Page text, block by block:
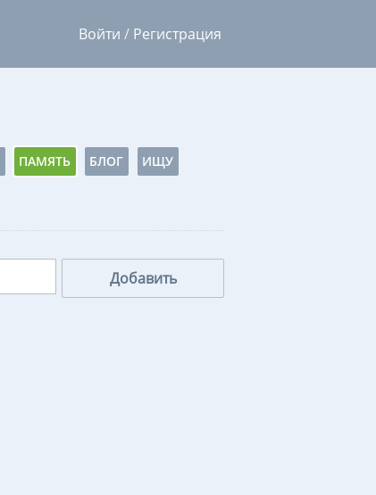
Войти / Регистрация
ПАМЯТЬ БЛОГ ИЩУ
Добавить